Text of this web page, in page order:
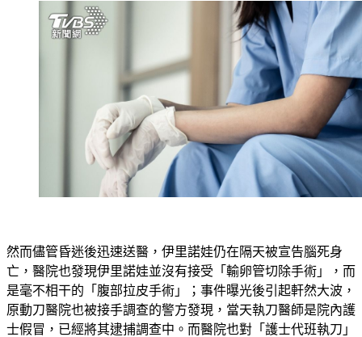
然而儘管昏迷後迅速送醫，伊里諾娃仍在隔天被宣告腦死身
亡，醫院也發現伊里諾娃並沒有接受「輸卵管切除手術」，而
是毫不相干的「腹部拉皮手術」；事件曝光後引起軒然大波，
原動刀醫院也被接手調查的警方發現，當天執刀醫師是院內護
士假冒，已經將其逮捕調查中。而醫院也對「護士代班執刀」